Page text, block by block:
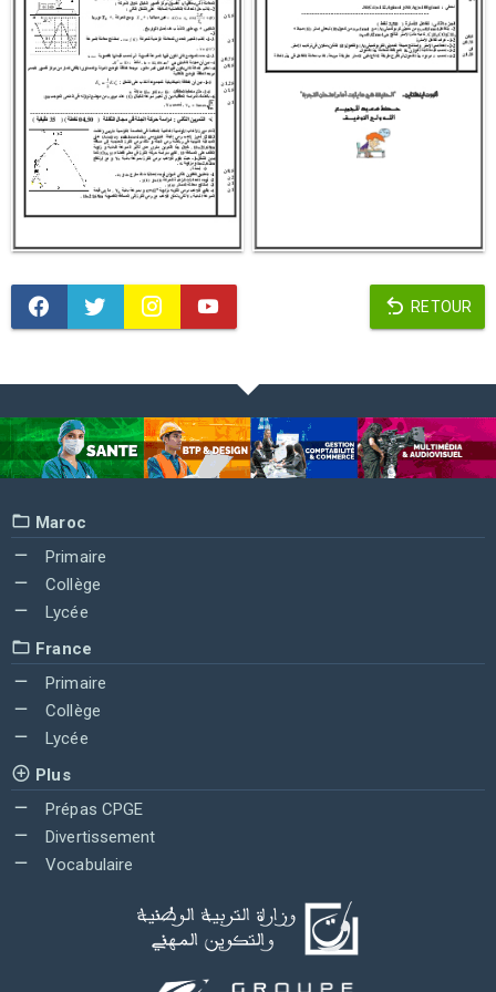
RETOUR
Maroc
Primaire
Collège
Lycée
France
Primaire
Collège
Lycée
Plus
Prépas CPGE
Divertissement
Vocabulaire